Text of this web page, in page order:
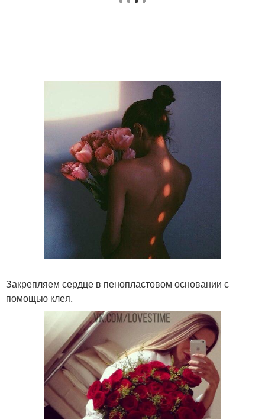
Закрепляем сердце в пенопластовом основании с
помощью клея.